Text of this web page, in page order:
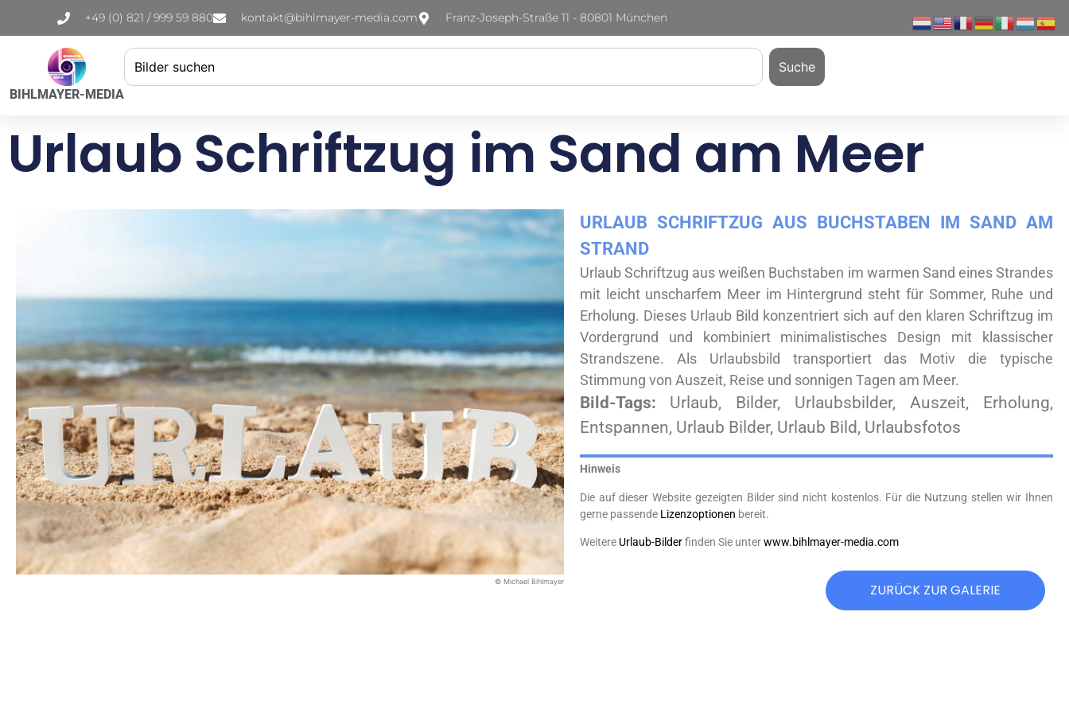
+49 (0) 821 / 999 59 880 kontakt@bihlmayer-media.com Franz-Joseph-Straße 11 - 80801 München
BIHLMAYER-MEDIA
Suche
Urlaub Schriftzug im Sand am Meer
© Michael Bihlmayer
URLAUB SCHRIFTZUG AUS BUCHSTABEN IM SAND AM
STRAND
Urlaub Schriftzug aus weißen Buchstaben im warmen Sand eines Strandes
mit leicht unscharfem Meer im Hintergrund steht für Sommer, Ruhe und
Erholung. Dieses Urlaub Bild konzentriert sich auf den klaren Schriftzug im
Vordergrund und kombiniert minimalistisches Design mit klassischer
Strandszene. Als Urlaubsbild transportiert das Motiv die typische
Stimmung von Auszeit, Reise und sonnigen Tagen am Meer.
Bild-Tags: Urlaub, Bilder, Urlaubsbilder, Auszeit, Erholung,
Entspannen, Urlaub Bilder, Urlaub Bild, Urlaubsfotos
Hinweis
Die auf dieser Website gezeigten Bilder sind nicht kostenlos. Für die Nutzung stellen wir Ihnen
gerne passende Lizenzoptionen bereit.
Weitere Urlaub-Bilderfinden Sie unterwww.bihlmayer-media.com
ZURÜCK ZUR GALERIE